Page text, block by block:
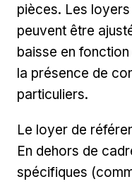
pièces. Les
peuvent être
baisse en
la présence de
particuliers.
Le loyer de
En dehors de
spécifiques